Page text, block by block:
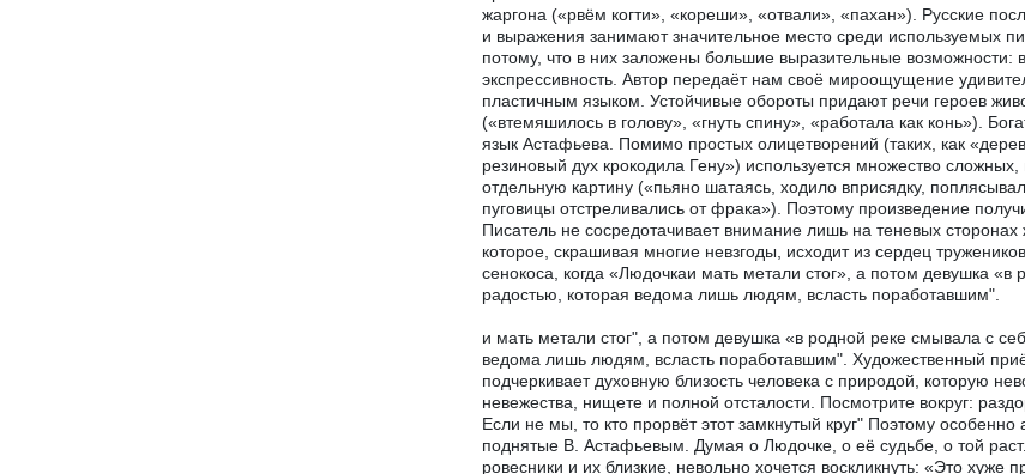
жаргона («рвём когти», «кореши», «отвали», «пахан»). Русские
и выражения занимают значительное место среди используемых
потому, что в них заложены большие выразительные возможности:
экспрессивность. Автор передаёт нам своё мироощущение
пластичным языком. Устойчивые обороты придают речи героев
(«втемяшилось в голову», «гнуть спину», «работала как конь»).
язык Астафьева. Помимо простых олицетворений (таких, как
резиновый дух крокодила Гену») используется множество
отдельную картину («пьяно шатаясь, ходило вприсядку,
пуговицы отстреливались от фрака»). Поэтому произведение
Писатель не сосредотачивает внимание лишь на теневых сторонах
которое, скрашивая многие невзгоды, исходит из сердец
сенокоса, когда «Людочкаи мать метали стог», а потом девушка
радостью, которая ведома лишь людям, всласть поработавшим".
и мать метали стог", а потом девушка «в родной реке смывала с
ведома лишь людям, всласть поработавшим". Художественный
подчеркивает духовную близость человека с природой, которую
невежества, нищете и полной отсталости. Посмотрите вокруг:
Если не мы, то кто прорвёт этот замкнутый круг" Поэтому
поднятые В. Астафьевым. Думая о Людочке, о её судьбе, о той
ровесники и их близкие, невольно хочется воскликнуть: «Это хуже